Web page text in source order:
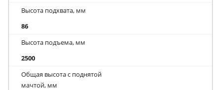
Высота подхвата, мм
86
Высота подъема, мм
2500
Общая высота с поднятой
мачтой, мм